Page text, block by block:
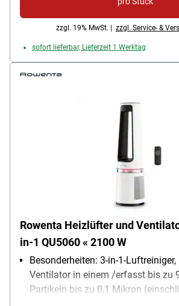
zzgl. 19% MwSt. | zzgl. Service- &
sofort lieferbar, Lieferzeit 1 Werktag
Rowenta Heizlüfter und
in-1 QU5060 « 2100 W
Besonderheiten: 3-in-1-
Ventilator in einem /erfasst bis zu
Partikeln bis zu 0,1 Mikron